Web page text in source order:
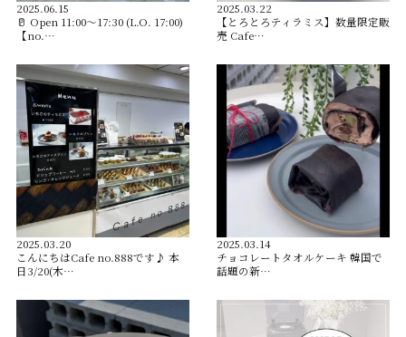
2025.06.15
🥛 Open︎ 11:00〜17:30 (L.O. 17:00)
【no.…
2025.03.22
【とろとろティラミス】数量限定販
売 Cafe…
2025.03.20
こんにちはCafe no.888です♪ 本
日3/20(木…
2025.03.14
チョコレートタオルケーキ 韓国で
話題の新…